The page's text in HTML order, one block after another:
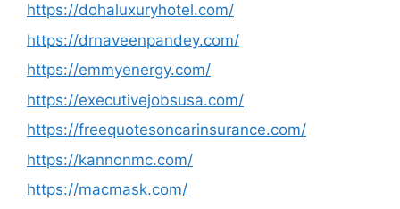
https://dohaluxuryhotel.com/
https://drnaveenpandey.com/
https://emmyenergy.com/
https://executivejobsusa.com/
https://freequotesoncarinsurance.com/
https://kannonmc.com/
https://macmask.com/